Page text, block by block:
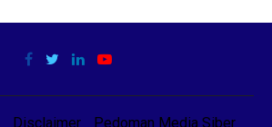
Disclaimer Pedoman Media Siber